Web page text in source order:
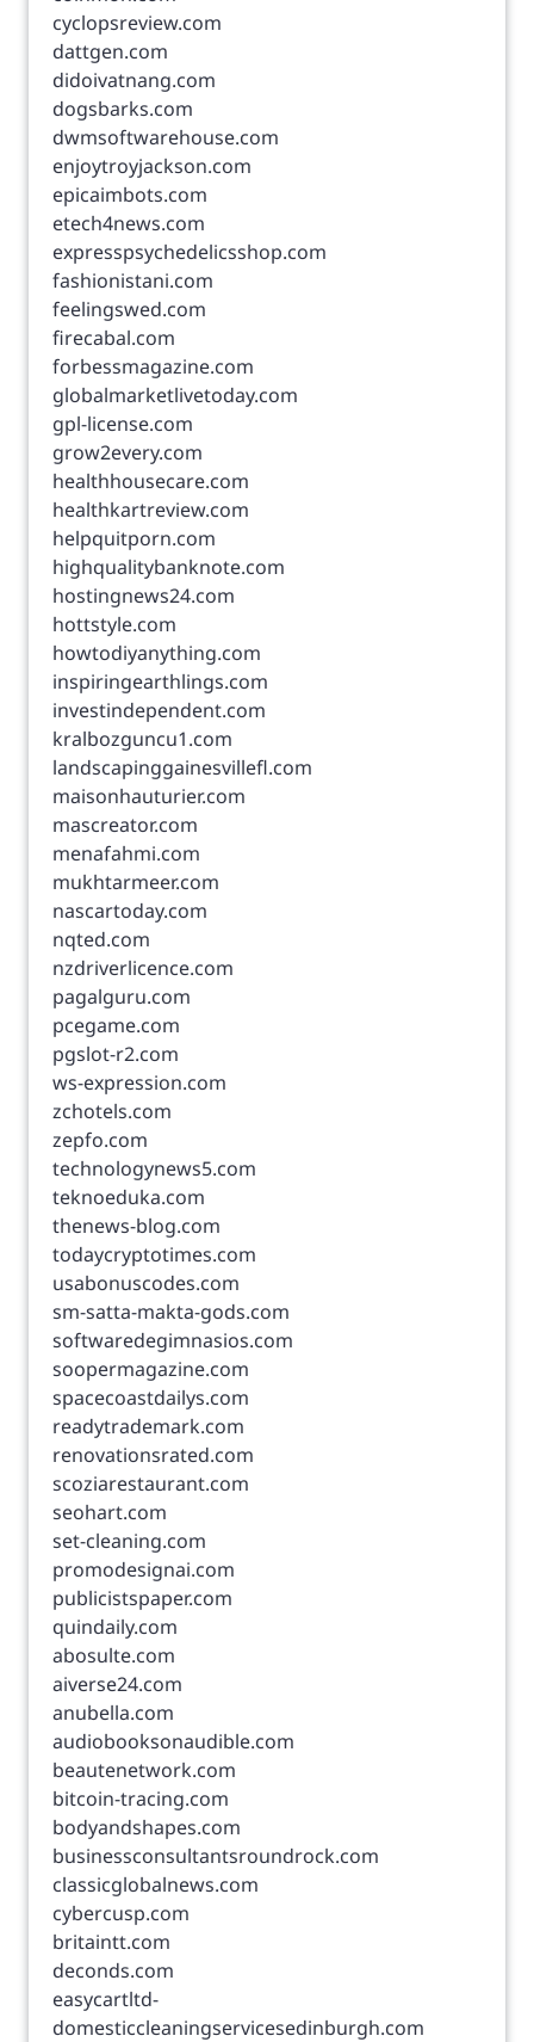
cyclopsreview.com
dattgen.com
didoivatnang.com
dogsbarks.com
dwmsoftwarehouse.com
enjoytroyjackson.com
epicaimbots.com
etech4news.com
expresspsychedelicsshop.com
fashionistani.com
feelingswed.com
firecabal.com
forbessmagazine.com
globalmarketlivetoday.com
gpl-license.com
grow2every.com
healthhousecare.com
healthkartreview.com
helpquitporn.com
highqualitybanknote.com
hostingnews24.com
hottstyle.com
howtodiyanything.com
inspiringearthlings.com
investindependent.com
kralbozguncu1.com
landscapinggainesvillefl.com
maisonhauturier.com
mascreator.com
menafahmi.com
mukhtarmeer.com
nascartoday.com
nqted.com
nzdriverlicence.com
pagalguru.com
pcegame.com
pgslot-r2.com
ws-expression.com
zchotels.com
zepfo.com
technologynews5.com
teknoeduka.com
thenews-blog.com
todaycryptotimes.com
usabonuscodes.com
sm-satta-makta-gods.com
softwaredegimnasios.com
soopermagazine.com
spacecoastdailys.com
readytrademark.com
renovationsrated.com
scoziarestaurant.com
seohart.com
set-cleaning.com
promodesignai.com
publicistspaper.com
quindaily.com
abosulte.com
aiverse24.com
anubella.com
audiobooksonaudible.com
beautenetwork.com
bitcoin-tracing.com
bodyandshapes.com
businessconsultantsroundrock.com
classicglobalnews.com
cybercusp.com
britaintt.com
deconds.com
easycartltd-
domesticcleaningservicesedinburgh.com